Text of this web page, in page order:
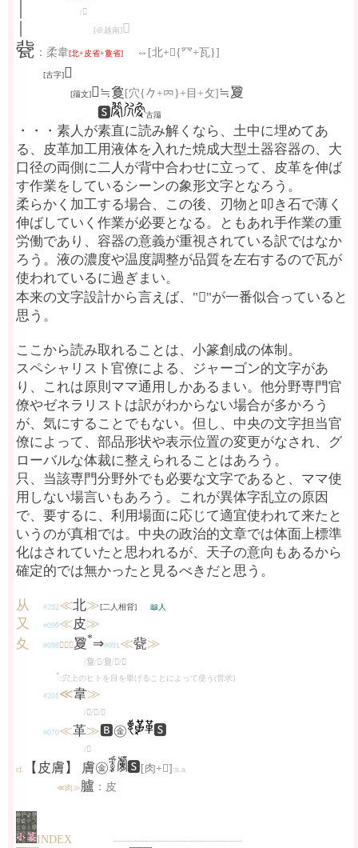
/𤿌
[＠越南]𤿤
㼱 ：柔韋[北+皮省+敻省] ⇔[北+𥥟{㓁+瓦}]
[古字]𡰺
[籒文]𤭀≒敻 [穴{𠂊+𠔿}+目+攵] ≒夐
🆂
古籒
・・・素人が素直に読み解くなら、土中に埋めてあ
る、皮革加工用液体を入れた焼成大型土器容器の、大
口径の両側に二人が背中合わせに立って、皮革を伸ば
す作業をしているシーンの象形文字となろう。
柔らかく加工する場合、この後、刃物と叩き石で薄く
伸ばしていく作業が必要となる。ともあれ手作業の重
労働であり、容器の意義が重視されている訳ではなか
ろう。液の濃度や温度調整が品質を左右するので瓦が
使われているに過ぎまい。
本来の文字設計から言えば、"𥨏"が一番似合っていると
思う。
ここから読み取れることは、小篆創成の体制。
スペシャリスト官僚による、ジャーゴン的文字があ
り、これは原則ママ通用しかあるまい。他分野専門官
僚やゼネラリストは訳がわからない場合が多かろう
が、気にすることでもない。但し、中央の文字担当官
僚によって、部品形状や表示位置の変更がなされ、グ
ローバルな体裁に整えられることはあろう。
只、当該専門分野外でも必要な文字であると、ママ使
用しない場言いもあろう。これが異体字乱立の原因
で、要するに、利用場面に応じて適宜使われて来たと
いうのが真相では。中央の政治的文章では体面上標準
化はされていたと思われるが、天子の意向もあるから
確定的では無かったと見るべきだと思う。
从 #292≪北≫[二人相背] 📖人
又 #090≪皮≫
夊
#098≪𡕥≫夐*⇒#091 ≪㼱≫
/𢿌/𡕳/𡕷/𡕱/𤔫
* :穴上のヒトを目を擧げることによって使う(営求)
#201 ≪韋≫
/𡙝/𥀊/𣍄
#070≪革≫🅱㊎ 🆂
/𠦶
cf. 【皮膚】 膚㊎ 🆂[肉+𧆨]:n.a.
≪肉≫臚 ：皮
INDEX ------------------------------------------------------